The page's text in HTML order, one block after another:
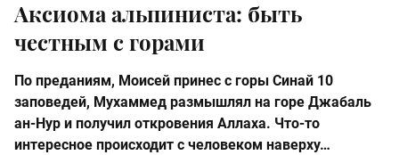
Аксиома альпиниста: быть
честным с горами
По преданиям, Моисей принес с горы Синай 10
заповедей, Мухаммед размышлял на горе Джабаль
ан-Нур и получил откровения Аллаха. Что-то
интересное происходит с человеком наверху…